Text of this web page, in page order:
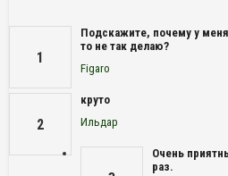
1
Подскажите, почему у
то не так делаю?
Figaro
2
круто
Ильдар
Очень
раз.